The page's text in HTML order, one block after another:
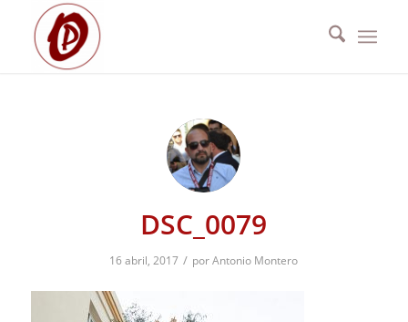
DSC_0079
16 abril, 2017 / porAntonio Montero